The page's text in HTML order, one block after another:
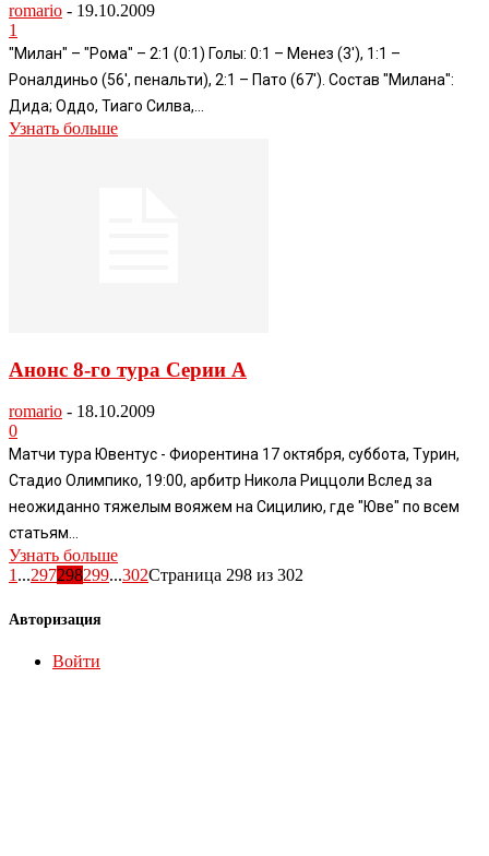
romario - 19.10.2009
1
"Милан" – "Рома" – 2:1 (0:1) Голы: 0:1 – Менез (3'), 1:1 –
Роналдиньо (56', пенальти), 2:1 – Пато (67'). Состав "Милана":
Дида; Оддо, Тиаго Силва,...
Узнать больше
Анонс 8-го тура Серии А
romario - 18.10.2009
0
Матчи тура Ювентус - Фиорентина 17 октября, суббота, Турин,
Стадио Олимпико, 19:00, арбитр Никола Риццоли Вслед за
неожиданно тяжелым вояжем на Сицилию, где "Юве" по всем
статьям...
Узнать больше
1...297298299...302Страница 298 из 302
Авторизация
Войти